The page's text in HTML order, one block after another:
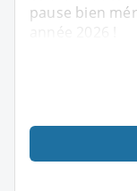
pause bien
année 2026 !